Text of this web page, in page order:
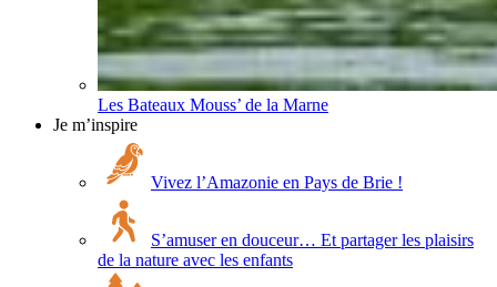
Les Bateaux Mouss’ de la Marne
Je m’inspire
Vivez l’Amazonie en Pays de Brie !
S’amuser en douceur… Et partager les plaisirs
de la nature avec les enfants